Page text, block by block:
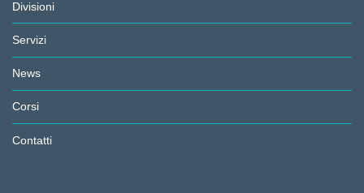
Divisioni
Servizi
News
Corsi
Contatti